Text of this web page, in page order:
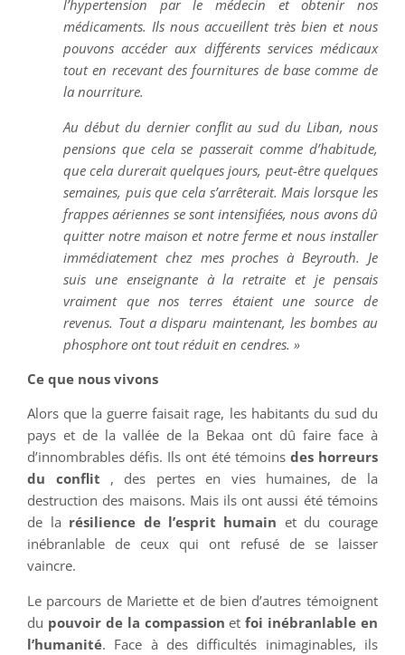
l’hypertension par le médecin et obtenir nos
médicaments. Ils nous accueillent très bien et nous
pouvons accéder aux différents services médicaux
tout en recevant des fournitures de base comme de
la nourriture.
Au début du dernier conflit au sud du Liban, nous
pensions que cela se passerait comme d’habitude,
que cela durerait quelques jours, peut-être quelques
semaines, puis que cela s’arrêterait. Mais lorsque les
frappes aériennes se sont intensifiées, nous avons dû
quitter notre maison et notre ferme et nous installer
immédiatement chez mes proches à Beyrouth. Je
suis une enseignante à la retraite et je pensais
vraiment que nos terres étaient une source de
revenus. Tout a disparu maintenant, les bombes au
phosphore ont tout réduit en cendres. »
Ce que nous vivons
Alors que la guerre faisait rage, les habitants du sud du
pays et de la vallée de la Bekaa ont dû faire face à
d’innombrables défis. Ils ont été témoins des horreurs
du conflit , des pertes en vies humaines, de la
destruction des maisons. Mais ils ont aussi été témoins
de la résilience de l’esprit humain et du courage
inébranlable de ceux qui ont refusé de se laisser
vaincre.
Le parcours de Mariette et de bien d’autres témoignent
du pouvoir de la compassion etfoi inébranlable en
l’humanité. Face à des difficultés inimaginables, ils